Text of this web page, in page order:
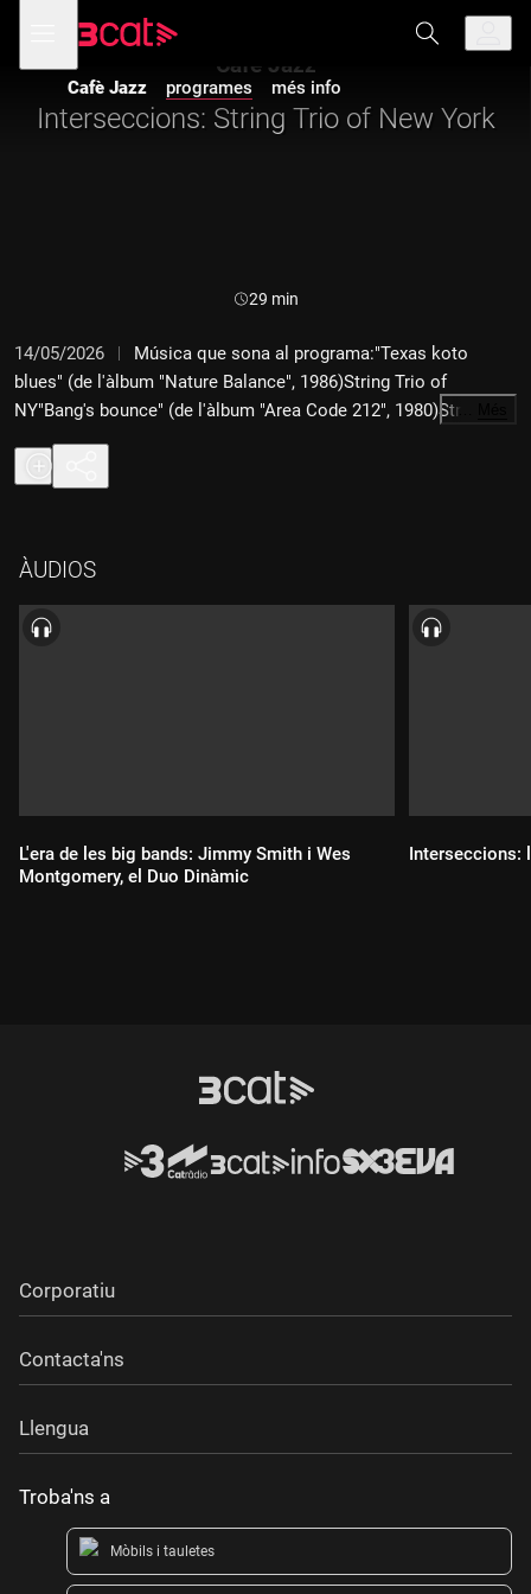
navegació
principal
menú
de
Cafè Jazz programes més info
Cafè Jazz
Interseccions: String Trio of New York
Durada:
29 min
14/05/2026
Música que sona al programa:"Texas koto
blues" (de l'àlbum "Nature Balance", 1986)String Trio of
NY"Bang's bounce" (de l'àlbum "Area Code 212", 1980)String
Trio of NY"Forever February" (de l'àñbum "Octagon", 1992)String
Trio of NY"Blues for Seligmann" (de l'àlbum "Intimations",
2026)String Trio of NY"Lonnie's lament" (de l'àlbum "Fozen
…
ÀUDIOS
L'era de les big bands: Jimmy Smith i Wes
Montgomery, el Duo Dinàmic
Interseccions:
Corporatiu
Contacta'ns
Llengua
Troba'ns a
Mòbils i tauletes